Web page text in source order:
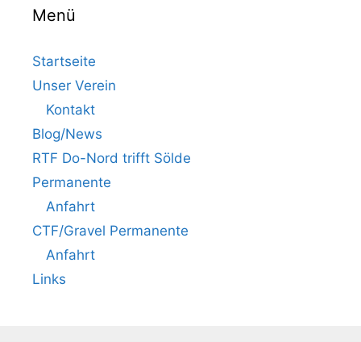
Menü
Startseite
Unser Verein
Kontakt
Blog/News
RTF Do-Nord trifft Sölde
Permanente
Anfahrt
CTF/Gravel Permanente
Anfahrt
Links